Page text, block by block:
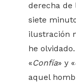
derecha de
siete
ilustración
he olvidado.
«Confía» y «
aquel